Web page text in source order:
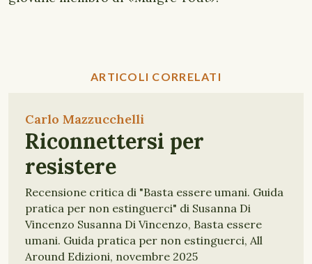
ARTICOLI CORRELATI
Carlo Mazzucchelli
Riconnettersi per
resistere
Recensione critica di "Basta essere umani. Guida
pratica per non estinguerci" di Susanna Di
Vincenzo Susanna Di Vincenzo, Basta essere
umani. Guida pratica per non estinguerci, All
Around Edizioni, novembre 2025